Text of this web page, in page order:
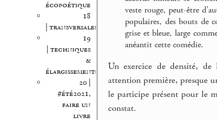
écopoétique
18
| transversales
19
| techniques
&
élargissements
20 |
#été2021,
faire un
livre
veste rouge, peut-être
populaires, des bouts de
grise et bleue, large
anéantit cette comédie.
Un exercice de densité, de
attention première, presque
le participe présent pour le
constat.